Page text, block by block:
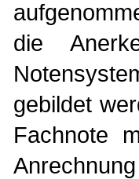
die
gebildet
Fachnote